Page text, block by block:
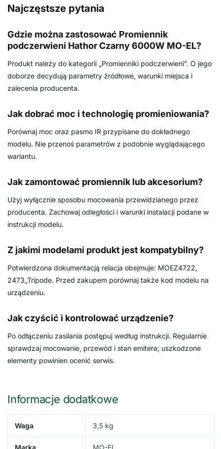
Najczęstsze pytania
Gdzie można zastosować Promiennik
podczerwieni Hathor Czarny 6000W MO-EL?
Produkt należy do kategorii „Promienniki podczerwieni”. O jego
doborze decydują parametry źródłowe, warunki miejsca i
zalecenia producenta.
Jak dobrać moc i technologię promieniowania?
Porównaj moc oraz pasmo IR przypisane do dokładnego
modelu. Nie przenoś parametrów z podobnie wyglądającego
wariantu.
Jak zamontować promiennik lub akcesorium?
Użyj wyłącznie sposobu mocowania przewidzianego przez
producenta. Zachowaj odległości i warunki instalacji podane w
instrukcji modelu.
Z jakimi modelami produkt jest kompatybilny?
Potwierdzona dokumentacją relacja obejmuje: MOEZ4722,
2473_Tripode. Przed zakupem porównaj także kod modelu na
urządzeniu.
Jak czyścić i kontrolować urządzenie?
Po odłączeniu zasilania postępuj według instrukcji. Regularnie
sprawdzaj mocowanie, przewód i stan emitera; uszkodzone
elementy powinien ocenić serwis.
Informacje dodatkowe
Waga 3,5 kg
Marka MO-EL